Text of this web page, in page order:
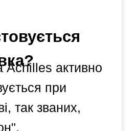
ефект
променів,